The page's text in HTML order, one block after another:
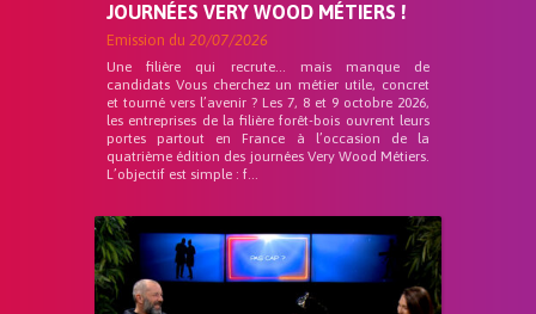
JOURNÉES VERY WOOD MÉTIERS !
Emission du 20/07/2026
Une filière qui recrute… mais manque de
candidats Vous cherchez un métier utile, concret
et tourné vers l’avenir ? Les 7, 8 et 9 octobre 2026,
les entreprises de la filière forêt-bois ouvrent leurs
portes partout en France à l’occasion de la
quatrième édition des journées Very Wood Métiers.
L’objectif est simple : f...